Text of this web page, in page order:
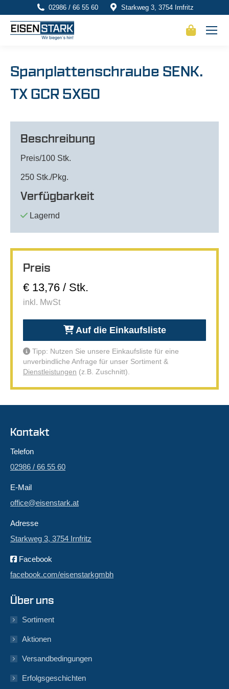
02986 / 66 55 60 Starkweg 3, 3754 Irnfritz
Spanplattenschraube SENK.
TX GCR 5X60
Beschreibung
Preis/100 Stk.
250 Stk./Pkg.
Verfügbarkeit
Lagernd
Preis
€ 13,76 / Stk.
inkl. MwSt
Auf die Einkaufsliste
Tipp: Nutzen Sie unsere Einkaufsliste für eine
unverbindliche Anfrage für unser Sortiment &
Dienstleistungen (z.B. Zuschnitt).
Kontakt
Telefon
02986 / 66 55 60
E-Mail
office@eisenstark.at
Adresse
Starkweg 3, 3754 Irnfritz
Facebook
facebook.com/eisenstarkgmbh
Über uns
Sortiment
Aktionen
Versandbedingungen
Erfolgsgeschichten